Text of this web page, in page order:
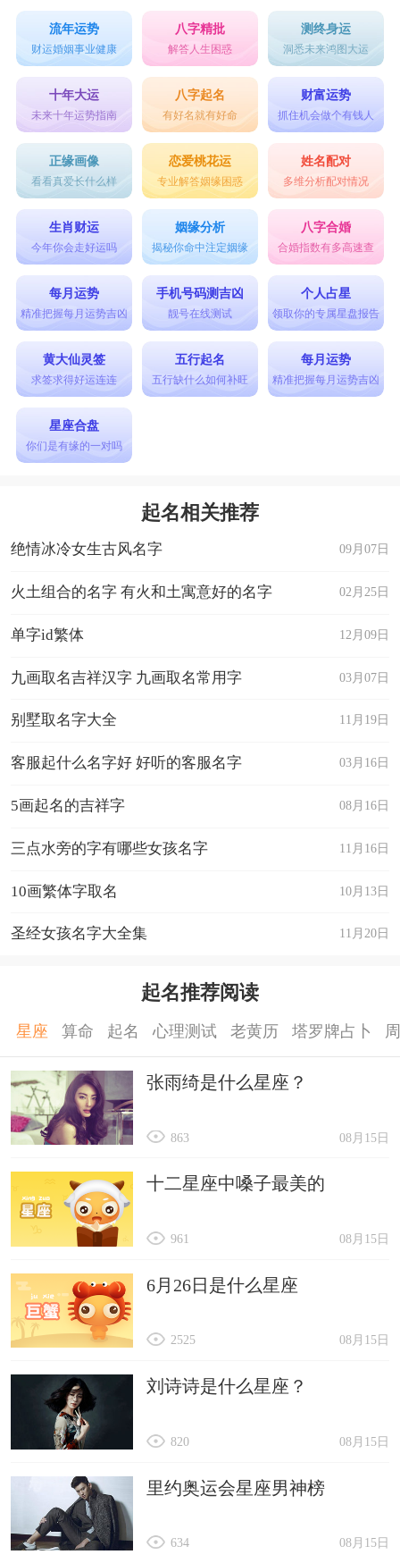
流年运势
财运婚姻事业健康
八字精批
解答人生困惑
测终身运
洞悉未来鸿图大运
十年大运
未来十年运势指南
八字起名
有好名就有好命
财富运势
抓住机会做个有钱人
正缘画像
看看真爱长什么样
恋爱桃花运
专业解答姻缘困惑
姓名配对
多维分析配对情况
生肖财运
今年你会走好运吗
姻缘分析
揭秘你命中注定姻缘
八字合婚
合婚指数有多高速查
每月运势
精准把握每月运势吉凶
手机号码测吉凶
靓号在线测试
个人占星
领取你的专属星盘报告
黄大仙灵签
求签求得好运连连
五行起名
五行缺什么如何补旺
每月运势
精准把握每月运势吉凶
星座合盘
你们是有缘的一对吗
起名相关推荐
09月07日
绝情冰冷女生古风名字
02月25日
火土组合的名字 有火和土寓意好的名字
12月09日
单字id繁体
03月07日
九画取名吉祥汉字 九画取名常用字
11月19日
别墅取名字大全
03月16日
客服起什么名字好 好听的客服名字
08月16日
5画起名的吉祥字
11月16日
三点水旁的字有哪些女孩名字
10月13日
10画繁体字取名
11月20日
圣经女孩名字大全集
起名推荐阅读
星座 算命 起名 心理测试 老黄历 塔罗牌占卜
张雨绮是什么星座？
08月15日
863
十二星座中嗓子最美的
08月15日
961
6月26日是什么星座
08月15日
2525
刘诗诗是什么星座？
08月15日
820
里约奥运会星座男神榜
08月15日
634